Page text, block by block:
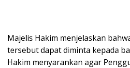
Majelis Hakim menjelaskan
tersebut dapat diminta kepada
Hakim menyarankan agar